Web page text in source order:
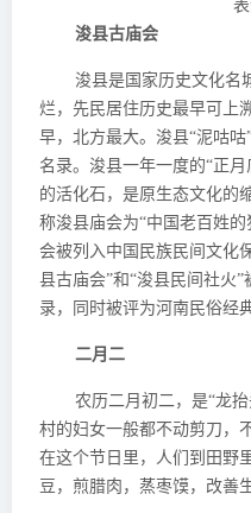
浚县古庙会
浚县是国家历史文化名
烂，先民居住历史最早可上
早，北方最大。浚县“泥咕
名录。浚县一年一度的“正
的活化石，是原生态文化的
称浚县庙会为“中国老百姓
会被列入中国民族民间文化
县古庙会”和“浚县民间社火
录，同时被评为河南民俗经典
二月二
农历二月初二，是“龙
村的妇女一般都不动剪刀，
在这个节日里，人们到田野
豆，煎腊肉，蒸枣馍，改善